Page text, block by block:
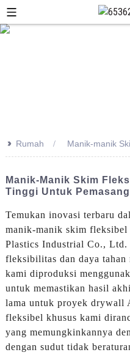
>> Rumah Manik-manik
Manik-Manik Skim
Tinggi Untuk
Temukan inovasi terbaru
manik-manik skim
Plastics Industrial Co., Ltd.
fleksibilitas dan daya
kami diproduksi
untuk memastikan hasil
lama untuk proyek drywall
fleksibel khusus kami
yang memungkinkannya
dengan sudut tidak